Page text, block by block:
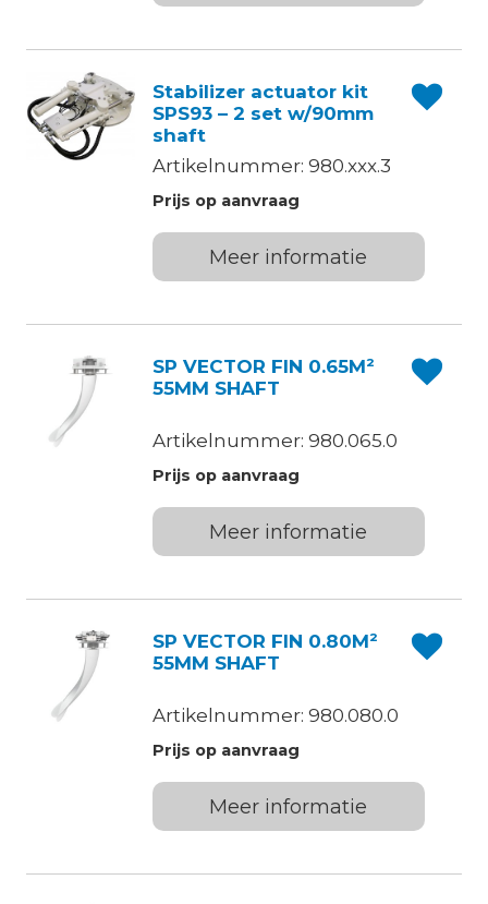
Stabilizer actuator kit
SPS93 – 2 set w/90mm
shaft
Artikelnummer: 980.xxx.3
Prijs op aanvraag
Meer informatie
SP VECTOR FIN 0.65M²
55MM SHAFT
Artikelnummer: 980.065.0
Prijs op aanvraag
Meer informatie
SP VECTOR FIN 0.80M²
55MM SHAFT
Artikelnummer: 980.080.0
Prijs op aanvraag
Meer informatie